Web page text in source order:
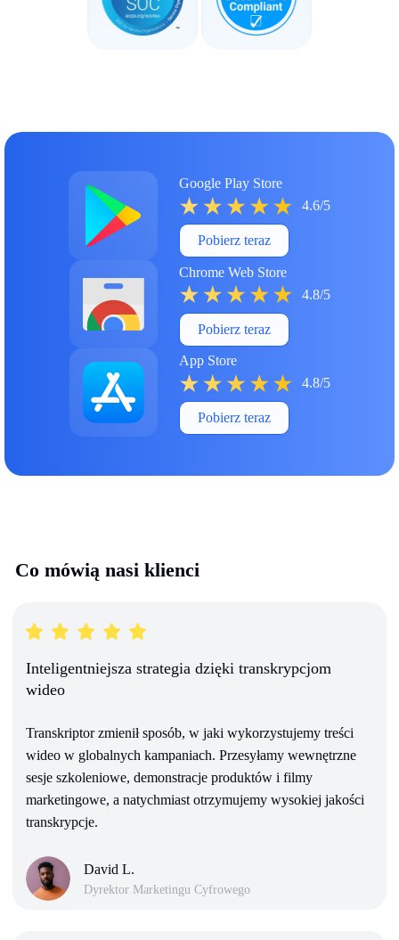
Google Play Store
4.6/5
Pobierz teraz
Chrome Web Store
4.8/5
Pobierz teraz
App Store
4.8/5
Pobierz teraz
Co mówią nasi klienci
Inteligentniejsza strategia dzięki transkrypcjom
wideo
Transkriptor zmienił sposób, w jaki wykorzystujemy treści
wideo w globalnych kampaniach. Przesyłamy wewnętrzne
sesje szkoleniowe, demonstracje produktów i filmy
marketingowe, a natychmiast otrzymujemy wysokiej jakości
transkrypcje.
David L.
Dyrektor Marketingu Cyfrowego